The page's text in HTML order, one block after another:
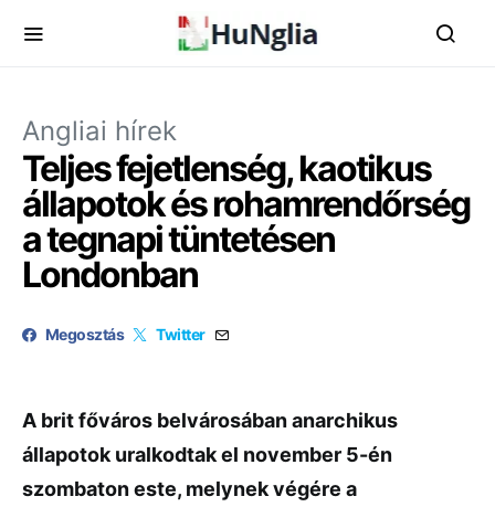
Angliai hírek
Teljes fejetlenség, kaotikus
állapotok és rohamrendőrség
a tegnapi tüntetésen
Londonban
Megosztás Twitter
A brit főváros belvárosában anarchikus
állapotok uralkodtak el november 5-én
szombaton este, melynek végére a